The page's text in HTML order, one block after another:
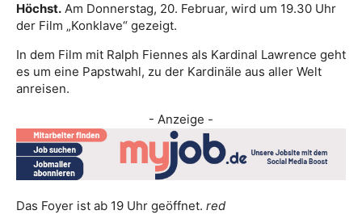
Höchst. Am Donnerstag, 20. Februar, wird um 19.30 Uhr
der Film „Konklave“ gezeigt.
In dem Film mit Ralph Fiennes als Kardinal Lawrence geht
es um eine Papstwahl, zu der Kardinäle aus aller Welt
anreisen.
- Anzeige -
Das Foyer ist ab 19 Uhr geöffnet. red